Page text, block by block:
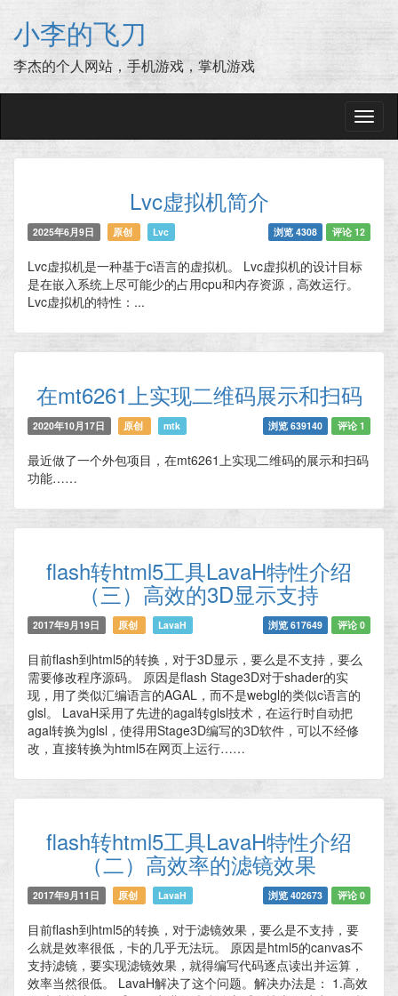
小李的飞刀
李杰的个人网站，手机游戏，掌机游戏
切
换
导
Lvc虚拟机简介
2025年6月9日 原创 Lvc 浏览 4308 评论 12
Lvc虚拟机是一种基于c语言的虚拟机。 Lvc虚拟机的设计目标
是在嵌入系统上尽可能少的占用cpu和内存资源，高效运行。
Lvc虚拟机的特性：...
在mt6261上实现二维码展示和扫码
2020年10月17日 原创 mtk 浏览 639140 评论 1
最近做了一个外包项目，在mt6261上实现二维码的展示和扫码
功能……
flash转html5工具LavaH特性介绍
（三）高效的3D显示支持
2017年9月19日 原创 LavaH 浏览 617649 评论 0
目前flash到html5的转换，对于3D显示，要么是不支持，要么
需要修改程序源码。 原因是flash Stage3D对于shader的实
现，用了类似汇编语言的AGAL，而不是webgl的类似c语言的
glsl。 LavaH采用了先进的agal转glsl技术，在运行时自动把
agal转换为glsl，使得用Stage3D编写的3D软件，可以不经修
改，直接转换为html5在网页上运行……
flash转html5工具LavaH特性介绍
（二）高效率的滤镜效果
2017年9月11日 原创 LavaH 浏览 402673 评论 0
目前flash到html5的转换，对于滤镜效果，要么是不支持，要
么就是效率很低，卡的几乎无法玩。 原因是html5的canvas不
支持滤镜，要实现滤镜效果，就得编写代码逐点读出并运算，
效率当然很低。 LavaH解决了这个问题。解决办法是： 1.高效